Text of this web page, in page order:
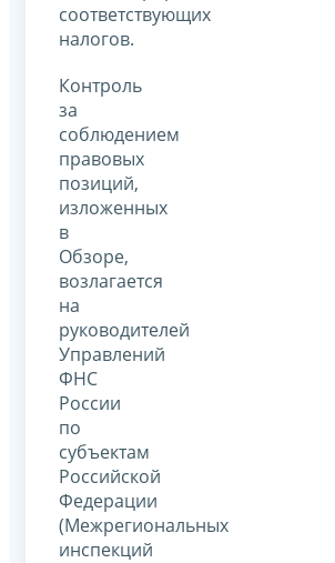
соответствующих
налогов.
Контроль
за
соблюдением
правовых
позиций,
изложенных
в
Обзоре,
возлагается
на
руководителей
Управлений
ФНС
России
по
субъектам
Российской
Федерации
(Межрегиональных
инспекций